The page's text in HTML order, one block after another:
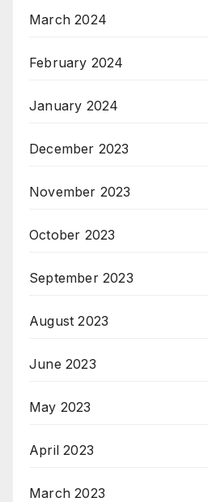
March 2024
February 2024
January 2024
December 2023
November 2023
October 2023
September 2023
August 2023
June 2023
May 2023
April 2023
March 2023